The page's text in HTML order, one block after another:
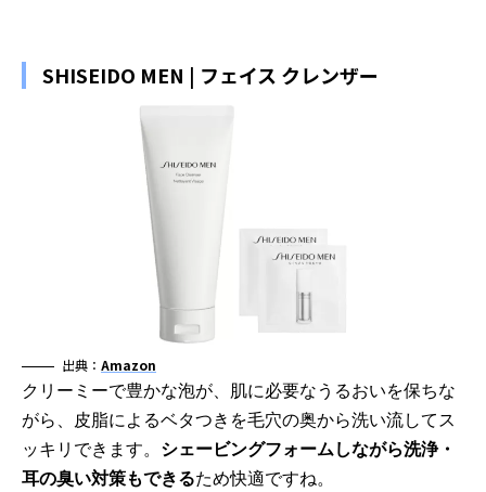
SHISEIDO MEN | フェイス クレンザー
出典： Amazon
クリーミーで豊かな泡が、肌に必要なうるおいを保ちな
がら、皮脂によるベタつきを毛穴の奥から洗い流してス
ッキリできます。 シェービングフォームしながら洗浄・
耳の臭い対策もできるため快適ですね。